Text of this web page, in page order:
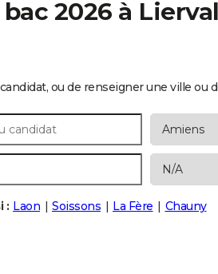
2026 à Lierval
ou de renseigner une ville ou
: Laon Soissons La Fère Chauny